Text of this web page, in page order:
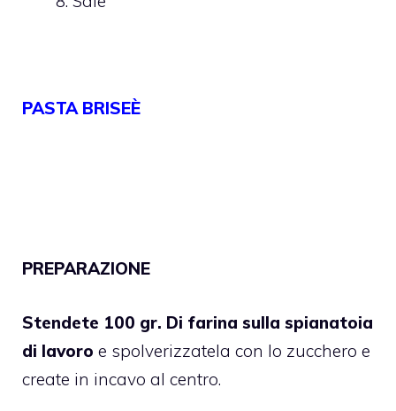
PASTA BRISEÈ
PREPARAZIONE
Stendete 100 gr. Di farina sulla spianatoia
di lavoro e spolverizzatela con lo zucchero e
create in incavo al centro.